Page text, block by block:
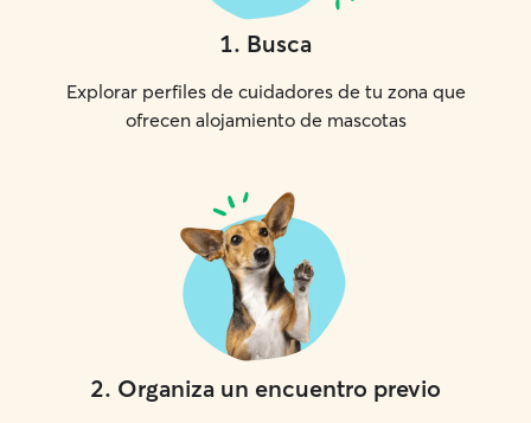
1. Busca
Explorar perfiles de cuidadores de tu zona que
ofrecen alojamiento de mascotas
2. Organiza un encuentro previo